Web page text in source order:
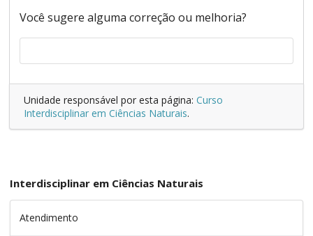
Você sugere alguma correção ou melhoria?
Unidade responsável por esta página: Curso
Interdisciplinar em Ciências Naturais.
Interdisciplinar em Ciências Naturais
Atendimento